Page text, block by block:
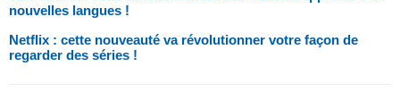
nouvelles langues !
Netflix : cette nouveauté va révolutionner votre façon de
regarder des séries !